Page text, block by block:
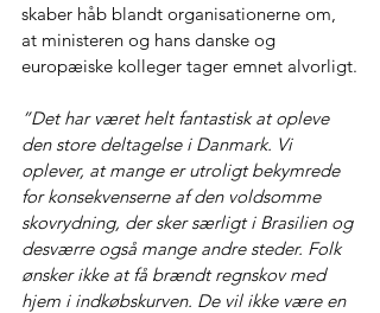
skaber håb blandt organisationerne om,
at ministeren og hans danske og
europæiske kolleger tager emnet alvorligt.
”Det har været helt fantastisk at opleve
den store deltagelse i Danmark. Vi
oplever, at mange er utroligt bekymrede
for konsekvenserne af den voldsomme
skovrydning, der sker særligt i Brasilien og
desværre også mange andre steder. Folk
ønsker ikke at få brændt regnskov med
hjem i indkøbskurven. De vil ikke være en